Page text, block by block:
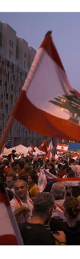
Mode